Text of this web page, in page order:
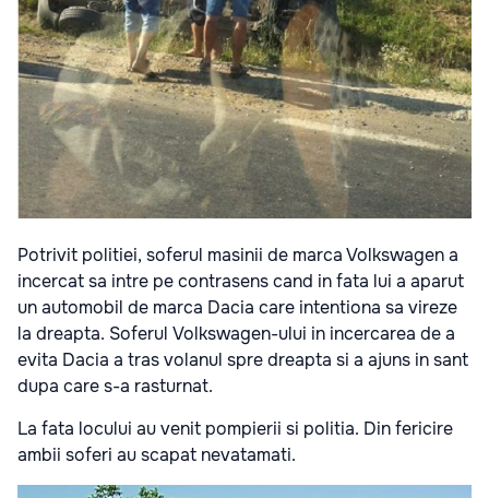
Potrivit politiei, soferul masinii de marca Volkswagen a
incercat sa intre pe contrasens cand in fata lui a aparut
un automobil de marca Dacia care intentiona sa vireze
la dreapta. Soferul Volkswagen-ului in incercarea de a
evita Dacia a tras volanul spre dreapta si a ajuns in sant
dupa care s-a rasturnat.
La fata locului au venit pompierii si politia. Din fericire
ambii soferi au scapat nevatamati.